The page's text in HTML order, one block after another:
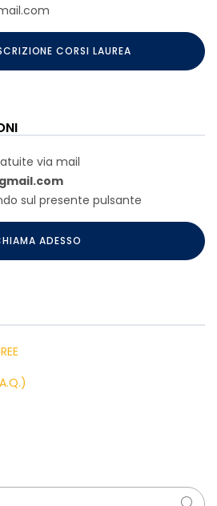
CORSI LAUREA
via mail
sul presente pulsante
ADESSO